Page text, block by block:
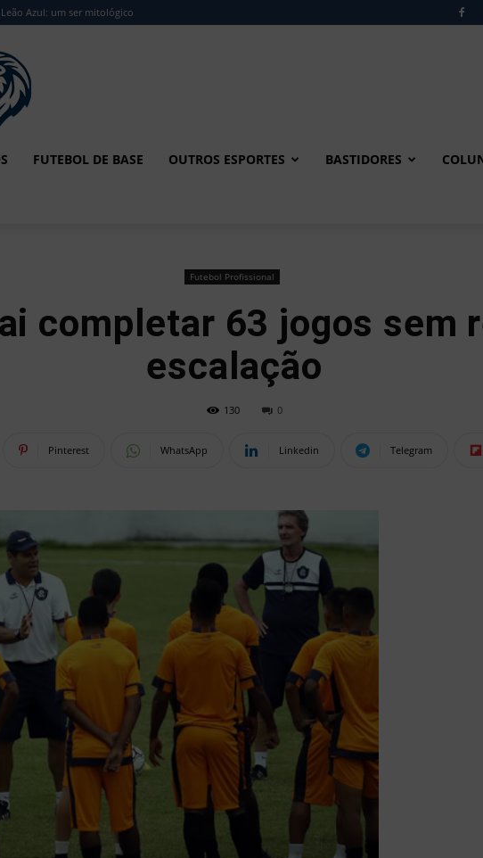
Leão Azul: um ser mitológico
FUTEBOL DE BASE OUTROS ESPORTES BASTIDORES
Futebol Profissional
completar 63 jogos sem
escalação
130 0
Pinterest WhatsApp Linkedin Telegram